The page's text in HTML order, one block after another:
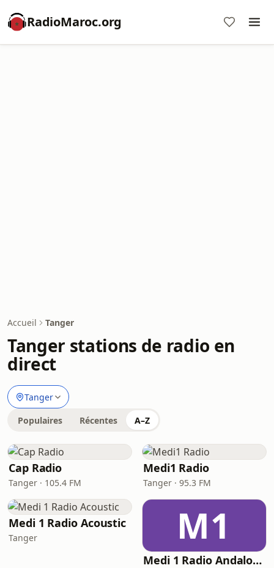
RadioMaroc.org
Accueil Tanger
Tanger stations de radio en
direct
Tanger
Populaires Récentes A–Z
Cap Radio
Tanger · 105.4 FM
Medi1 Radio
Tanger · 95.3 FM
Medi 1 Radio Acoustic
Tanger M1
Medi 1 Radio Andalouse